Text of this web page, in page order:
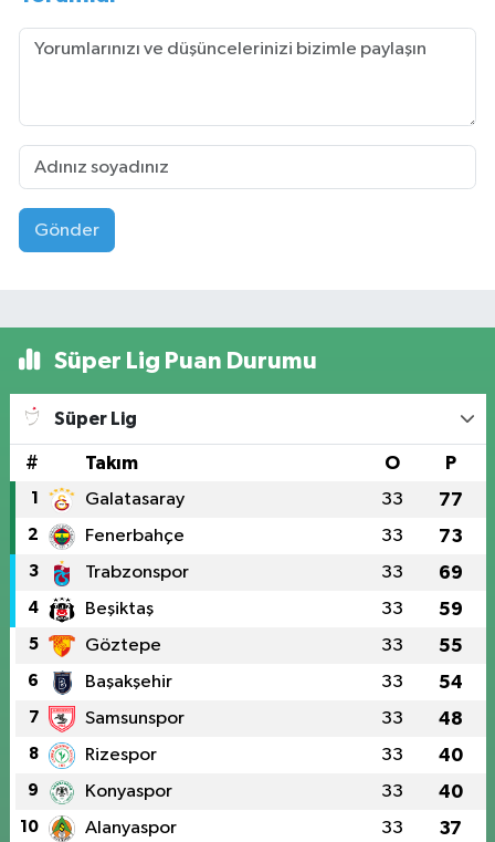
Gönder
Süper Lig Puan Durumu
Süper Lig
# Takım O P
1 Galatasaray 33 77
2 Fenerbahçe 33 73
3 Trabzonspor 33 69
4 Beşiktaş 33 59
5 Göztepe 33 55
6 Başakşehir 33 54
7 Samsunspor 33 48
8 Rizespor 33 40
9 Konyaspor 33 40
10 Alanyaspor 33 37